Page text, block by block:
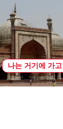
나는 거기에 가